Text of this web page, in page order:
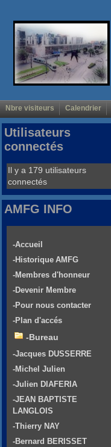
Nbre visiteurs Calendrier
Utilisateurs
connectés
Il y a 179 utilisateurs
connectés
AMFG INFO
-Accueil
-Historique AMFG
-Membres d'honneur
-Devenir Membre
-Pour nous contacter
-Plan d'accés
-Bureau
-Jacques DUSSERRE
-Michel Julien
-Julien DIAFERIA
-JEAN BAPTISTE
LANGLOIS
-Thierry NAY
-Bernard BERISSET